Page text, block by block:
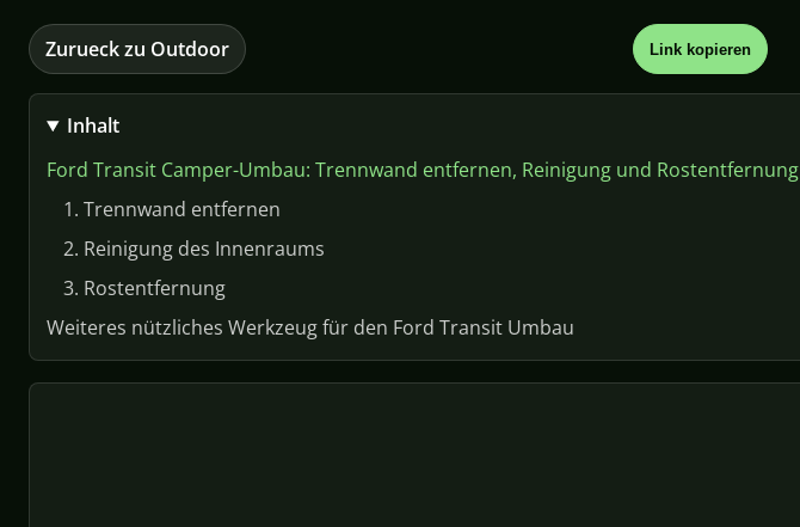
Zurueck zu Outdoor Link kopieren
Inhalt
Ford Transit Camper-Umbau: Trennwand entfernen, Reinigung und Rostentfernung
1. Trennwand entfernen
2. Reinigung des Innenraums
3. Rostentfernung
Weiteres nützliches Werkzeug für den Ford Transit Umbau